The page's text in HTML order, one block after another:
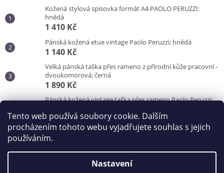
Tento web používá soubory cookie. Dalším
procházením tohoto webu vyjadřujete souhlas s jejich
používáním.
Nastavení
Kožená stylová spisovka formát A4 PAOLO PERUZZI;
hnědá
1 410 Kč
Pánská kožená etue vintage Paolo Peruzzi; hnědá
1 140 Kč
Velká pánská taška přes rameno z přírodní kůže pracovní -
dvoukomorová; černá
1 890 Kč
Pánská kožená vintage taška přes rameno Paolo Peruzzi;
3 100 Kč
Vytvořil Shoptet